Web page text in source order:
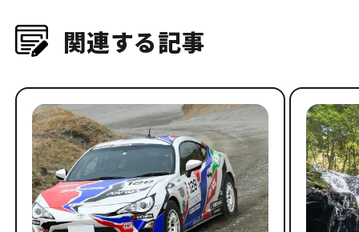
関連する記事